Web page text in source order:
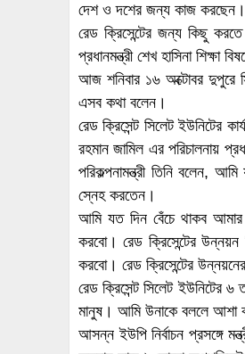
দেশ ও দশের জন্য কাজ করছেন।
রেড ক্রিসেন্টের জন্য কিছু
প্রধানমন্ত্রী শেখ হাসিনা শিক্ষা
আজ শনিবার ১৬ অক্টোবর দুপুরে
এসব কথা বলেন।
রেড ক্রিসেন্ট সিলেট ইউনিটের
রহমান জামিল এর পরিচালনায়
পরিকল্পনামন্ত্রী তিনি বলেন,
স্নেহ করতেন।
আমি যত দিন বেঁচে থাকব
করবো। রেড ক্রিসেন্টের উন্নয়ন
করবো। রেড ক্রিসেন্টের
রেড ক্রিসেন্ট সিলেট ইউনিটের
মানুষ। আমি উনাকে বললে আশা
আসন্ন ইউপি নির্বাচন প্রসঙ্গে